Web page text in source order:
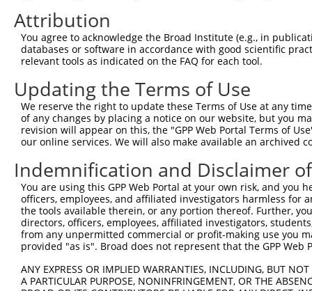
Attribution
You agree to acknowledge the Broad Institute (e.g., in
databases or software in accordance with good scientific
relevant tools as indicated on the FAQ for each tool.
Updating the Terms of Use
We reserve the right to update these Terms of Use at any
of any changes by placing a notice on our website, but you
revision will appear on this, the "GPP Web Portal Terms of
our online services. We will also make available an archived
Indemnification and Disclaimer
You are using this GPP Web Portal at your own risk, and
officers, employees, and affiliated investigators harmless for
the tools available therein, or any portion thereof. Further,
directors, officers, employees, affiliated investigators,
from any unpermitted commercial or profit-making use you
provided "as is". Broad does not represent that the GPP
ANY EXPRESS OR IMPLIED WARRANTIES, INCLUDING, BUT
A PARTICULAR PURPOSE, NONINFRINGEMENT, OR THE